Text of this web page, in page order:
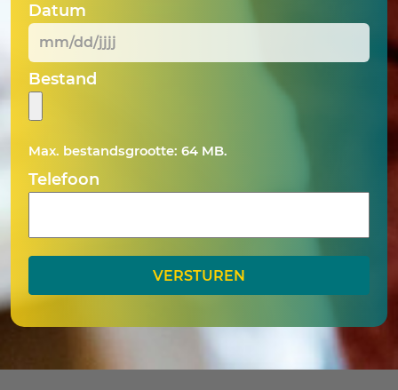
Datum
MM
slash
DD
slash
JJJJ
Bestand
Max. bestandsgrootte: 64 MB.
Telefoon